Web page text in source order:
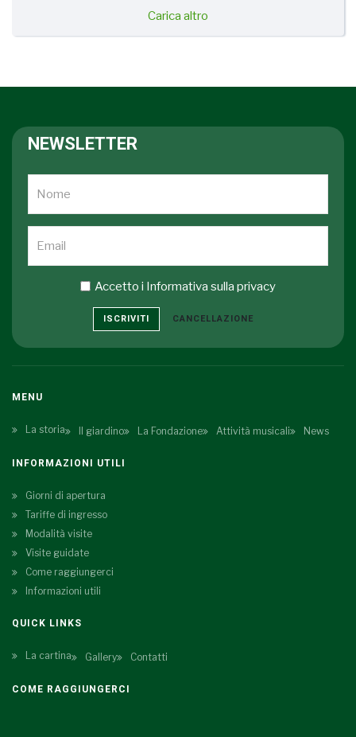
Carica altro
NEWSLETTER
Accetto i Informativa sulla privacy
ISCRIVITI CANCELLAZIONE
MENU
La storia Il giardino La Fondazione Attività musicali News
INFORMAZIONI UTILI
Giorni di apertura
Tariffe di ingresso
Modalità visite
Visite guidate
Come raggiungerci
Informazioni utili
QUICK LINKS
La cartina Gallery Contatti
COME RAGGIUNGERCI